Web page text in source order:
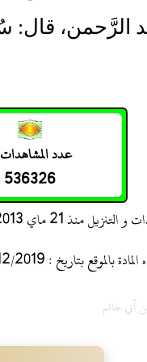
الرَّحمن، قال:
عدد
536326
العدد لمجموع المواد المتعلقة بموضوع المادة
بتاريخ : 07/12/2019
أبي حاتم